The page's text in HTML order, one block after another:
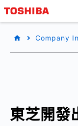
Company
東芝開發